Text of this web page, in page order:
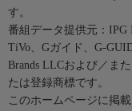
す。
番組データ提供元：IPG
TiVo、Gガイド、G-
Brands LLCおよび／ま
たは登録商標です。
このホームページに掲